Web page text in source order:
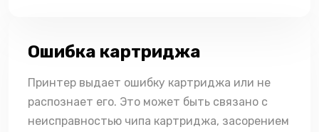
Ошибка картриджа
Принтер выдает ошибку картриджа или не
распознает его. Это может быть связано с
неисправностью чипа картриджа, засорением